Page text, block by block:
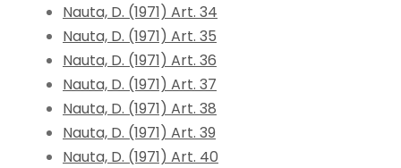
Nauta, D. (1971) Art. 34
Nauta, D. (1971) Art. 35
Nauta, D. (1971) Art. 36
Nauta, D. (1971) Art. 37
Nauta, D. (1971) Art. 38
Nauta, D. (1971) Art. 39
Nauta, D. (1971) Art. 40